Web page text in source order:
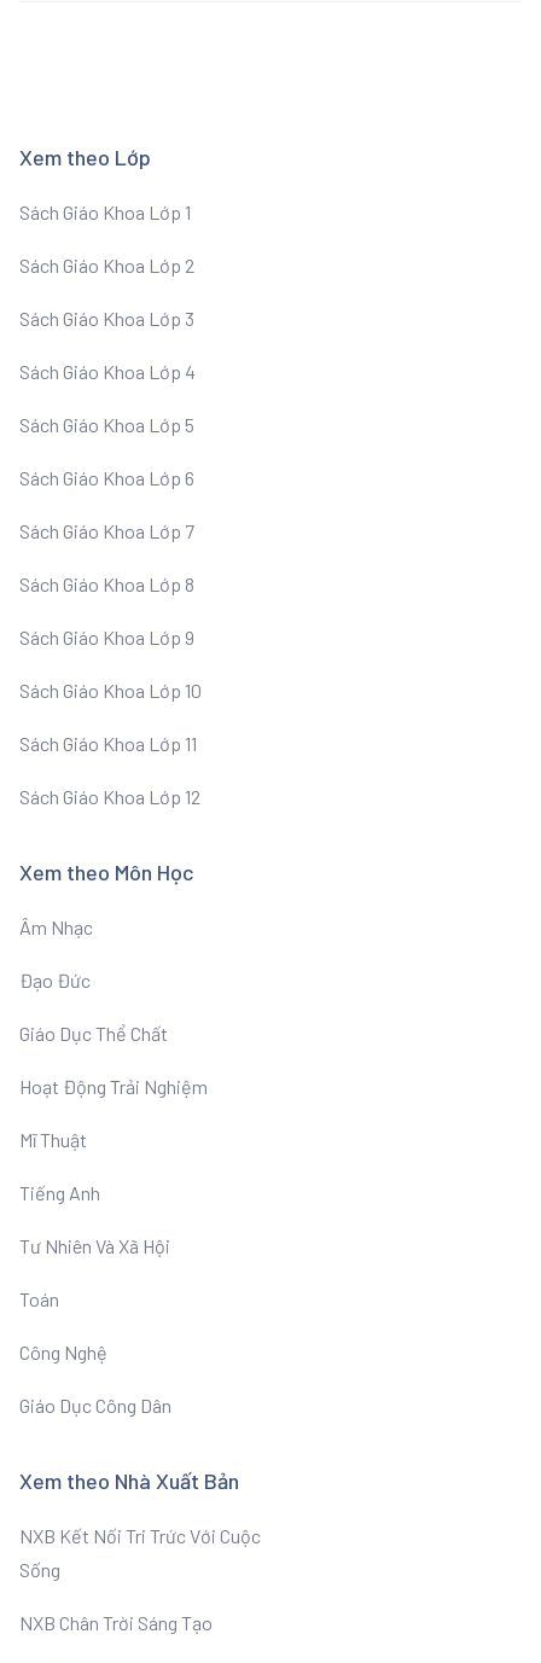
Xem theo Lớp
Sách Giáo Khoa Lớp 1
Sách Giáo Khoa Lớp 2
Sách Giáo Khoa Lớp 3
Sách Giáo Khoa Lớp 4
Sách Giáo Khoa Lớp 5
Sách Giáo Khoa Lớp 6
Sách Giáo Khoa Lớp 7
Sách Giáo Khoa Lớp 8
Sách Giáo Khoa Lớp 9
Sách Giáo Khoa Lớp 10
Sách Giáo Khoa Lớp 11
Sách Giáo Khoa Lớp 12
Xem theo Môn Học
Âm Nhạc
Đạo Đức
Giáo Dục Thể Chất
Hoạt Động Trải Nghiệm
Mĩ Thuật
Tiếng Anh
Tư Nhiên Và Xã Hội
Toán
Công Nghệ
Giáo Dục Công Dân
Xem theo Nhà Xuất Bản
NXB Kết Nối Tri Trức Với Cuộc
Sống
NXB Chân Trời Sáng Tạo